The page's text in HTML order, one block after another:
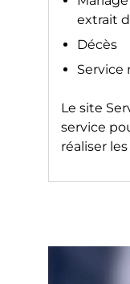
extrait
Décès
Service
Le site
service
réaliser